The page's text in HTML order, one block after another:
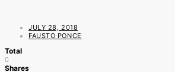
JULY 28, 2018
FAUSTO PONCE
Total
0
Shares